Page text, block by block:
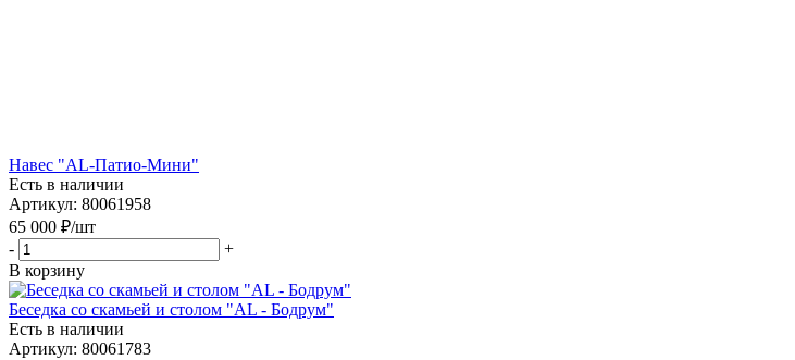
Навес "AL-Патио-Мини"
Есть в наличии
Артикул: 80061958
65 000 ₽/шт
-
+
В корзину
Беседка со скамьей и столом "AL - Бодрум"
Есть в наличии
Артикул: 80061783